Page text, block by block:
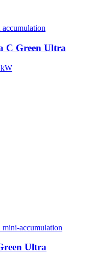
C Green Ultra
kW
accumulation
Ultra